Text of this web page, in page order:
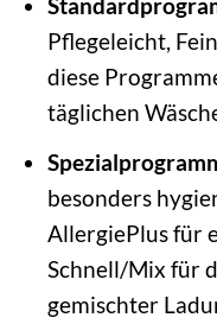
Pflegeleicht,
diese
täglichen
besonders
AllergiePlus für
Schnell/Mix für
gemischter